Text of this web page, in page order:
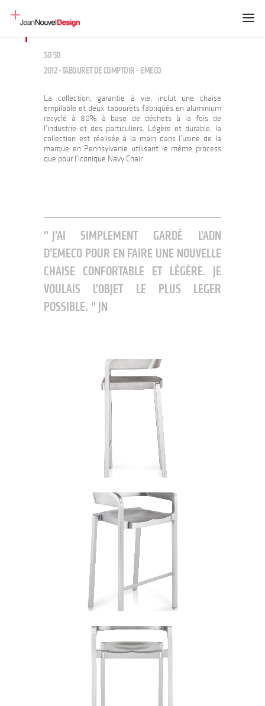
SO SO
2012 - TABOURET DE COMPTOIR - EMECO
La collection, garantie à vie, inclut une chaise
empilable et deux tabourets fabriqués en aluminium
recyclé à 80% à base de déchets à la fois de
l’industrie et des particuliers. Légère et durable, la
collection est réalisée à la main dans l’usine de la
marque en Pennsylvanie utilisant le même process
que pour l’iconique Navy Chair.
J’AI SIMPLEMENT GARDÉ L’ADN
D’EMECO POUR EN FAIRE UNE NOUVELLE
CHAISE CONFORTABLE ET LÉGÈRE. JE
VOULAIS L’OBJET LE PLUS LEGER
POSSIBLE.